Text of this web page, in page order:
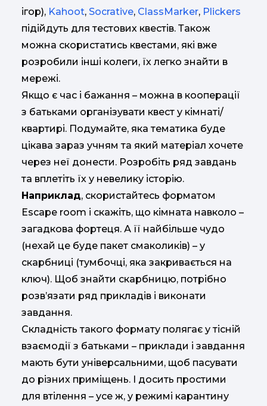
ігор), Kahoot, Socrative, ClassMarker, Plickers
підійдуть для тестових квестів. Також
можна скористатись квестами, які вже
розробили інші колеги, їх легко знайти в
мережі.
Якщо є час і бажання – можна в кооперації
з батьками організувати квест у кімнаті/
квартирі. Подумайте, яка тематика буде
цікава зараз учням та який матеріал хочете
через неї донести. Розробіть ряд завдань
та вплетіть їх у невелику історію.
Наприклад, скористайтесь форматом
Escape room і скажіть, що кімната навколо –
загадкова фортеця. А її найбільше чудо
(нехай це буде пакет смаколиків) – у
скарбниці (тумбочці, яка закривається на
ключ). Щоб знайти скарбницю, потрібно
розв’язати ряд прикладів і виконати
завдання.
Складність такого формату полягає у тісній
взаємодії з батьками – приклади і завдання
мають бути універсальними, щоб пасувати
до різних приміщень. І досить простими
для втілення – усе ж, у режимі карантину